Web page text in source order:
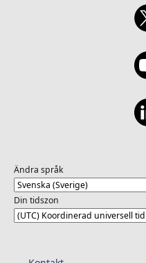
Ändra språk
Din tidszon